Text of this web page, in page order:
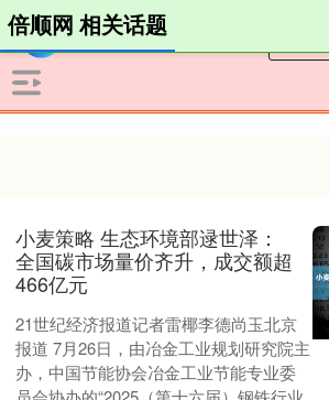
倍顺网 相关话题
小麦策略 生态环境部逯世泽：
全国碳市场量价齐升，成交额超
466亿元
21世纪经济报道记者雷椰李德尚玉北京
报道 7月26日，由冶金工业规划研究院主
办，中国节能协会冶金工业节能专业委